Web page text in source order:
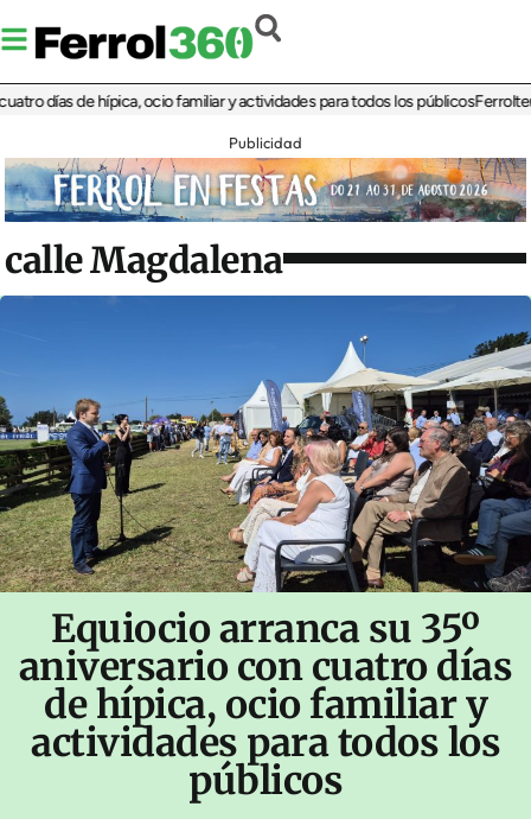
de hípica, ocio familiar y actividades para todos los públicosFerrolterra
Publicidad
calle Magdalena
Equiocio arranca su 35º
aniversario con cuatro días
de hípica, ocio familiar y
actividades para todos los
públicos